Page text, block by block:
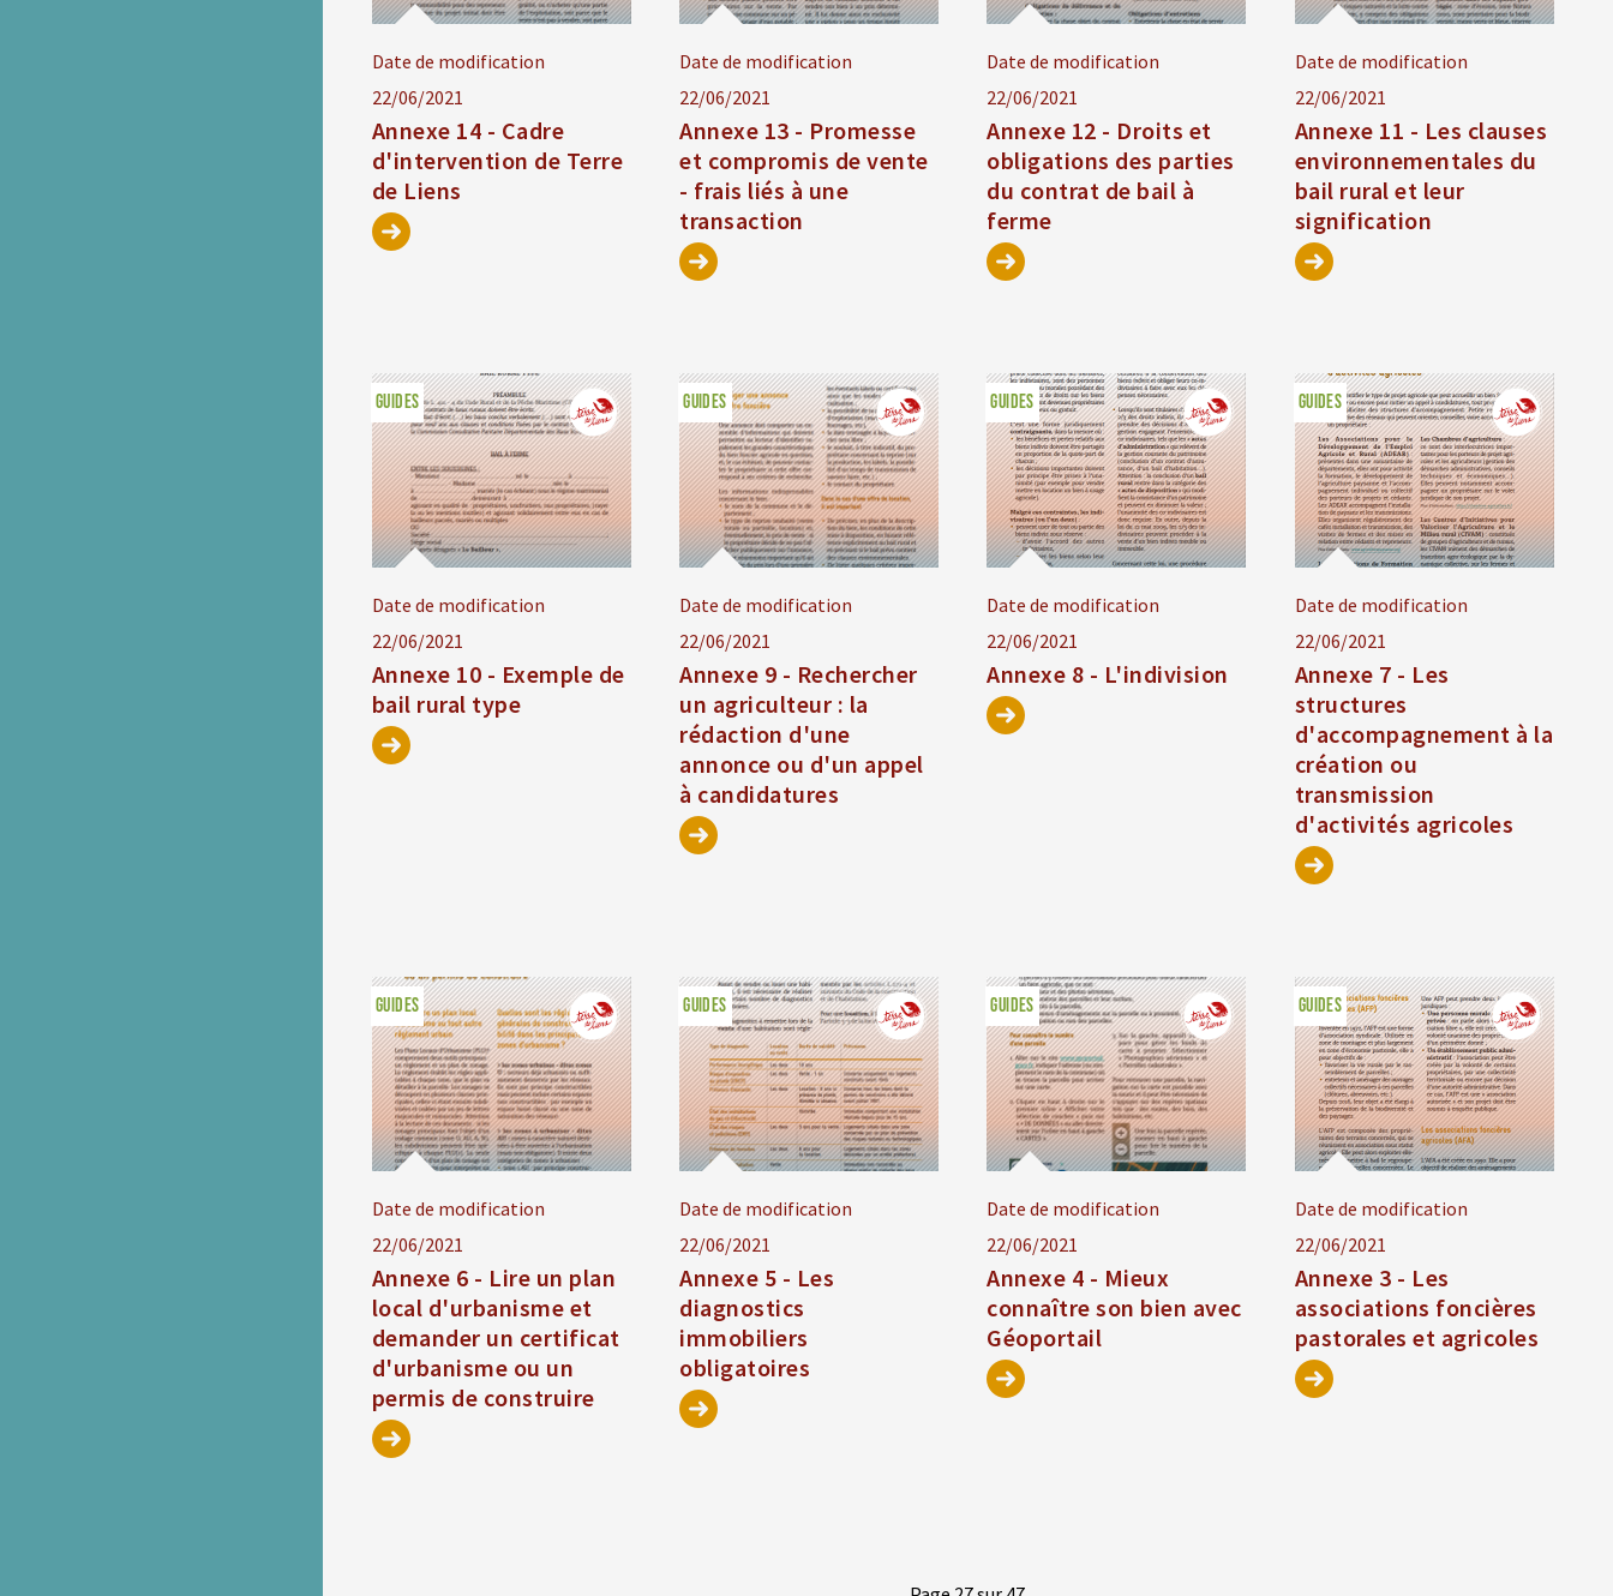
Date de modification
22/06/2021
Annexe 14 - Cadre
d'intervention de Terre
de Liens
Date de modification
22/06/2021
Annexe 13 - Promesse
et compromis de vente
- frais liés à une
transaction
Date de modification
22/06/2021
Annexe 12 - Droits et
obligations des parties
du contrat de bail à
ferme
Date de modification
22/06/2021
Annexe 11 - Les clauses
environnementales du
bail rural et leur
signification
Date de modification
22/06/2021
Annexe 10 - Exemple de
bail rural type
GUIDES
Date de modification
22/06/2021
Annexe 9 - Rechercher
un agriculteur : la
rédaction d'une
annonce ou d'un appel
à candidatures
GUIDES
Date de modification
22/06/2021
Annexe 8 - L'indivision
GUIDES
Date de modification
22/06/2021
Annexe 7 - Les
structures
d'accompagnement à la
création ou
transmission
d'activités agricoles
GUIDES
Date de modification
22/06/2021
Annexe 6 - Lire un plan
local d'urbanisme et
demander un certificat
d'urbanisme ou un
permis de construire
GUIDES
Date de modification
22/06/2021
Annexe 5 - Les
diagnostics
immobiliers
obligatoires
GUIDES
Date de modification
22/06/2021
Annexe 4 - Mieux
connaître son bien avec
Géoportail
GUIDES
Date de modification
22/06/2021
Annexe 3 - Les
associations foncières
pastorales et agricoles
GUIDES